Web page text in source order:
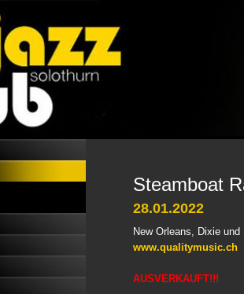
Steamboat
28.01.2022
New Orleans, Dixie und
www.qualitymusic.ch
AUSVERKAUFT!!!